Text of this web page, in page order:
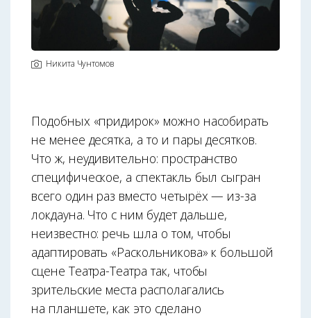
Никита Чунтомов
Подобных «придирок» можно насобирать
не менее десятка, а то и пары десятков.
Что ж, неудивительно: пространство
специфическое, а спектакль был сыгран
всего один раз вместо четырёх — из-за
локдауна. Что с ним будет дальше,
неизвестно: речь шла о том, чтобы
адаптировать «Раскольникова» к большой
сцене Театра-Театра так, чтобы
зрительские места располагались
на планшете, как это сделано